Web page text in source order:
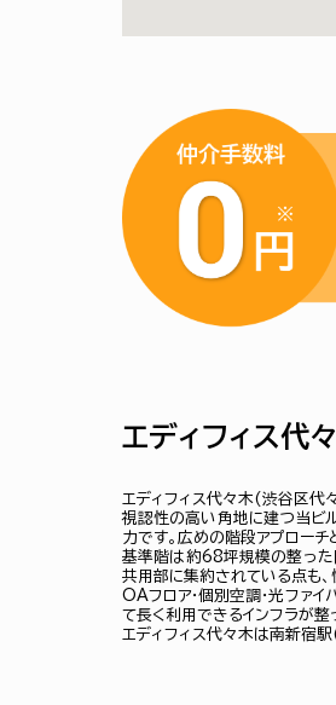
エディフィス代
エディフィス代々木(渋谷区代
視認性の高い角地に建つ当ビ
力です。広めの階段アプローチ
基準階は約68坪規模の整った
共用部に集約されている点も、
OAフロア・個別空調・光ファ
て長く利用できるインフラが整
エディフィス代々木は南新宿